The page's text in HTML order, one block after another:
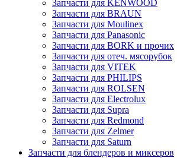
Запчасти для KENWOOD
Запчасти для BRAUN
Запчасти для Moulinex
Запчасти для Panasonic
Запчасти для BORK и прочих
Запчасти для отеч. мясорубок
Запчасти для VITEK
Запчасти для PHILIPS
Запчасти для ROLSEN
Запчасти для Electrolux
Запчасти для Supra
Запчасти для Redmond
Запчасти для Zelmer
Запчасти для Saturn
Запчасти для блендеров и миксеров